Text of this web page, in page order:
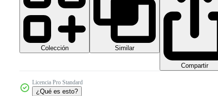
Colección Similar
Compartir
Licencia Pro Standard
¿Qué es esto?